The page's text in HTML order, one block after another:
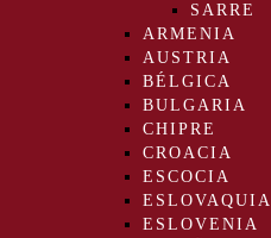
SARRE
ARMENIA
AUSTRIA
BÉLGICA
BULGARIA
CHIPRE
CROACIA
ESCOCIA
ESLOVAQUIA
ESLOVENIA